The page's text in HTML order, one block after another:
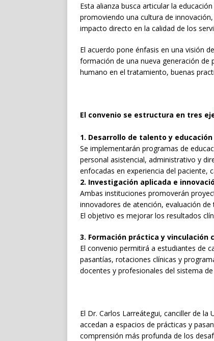
Esta alianza busca articular la
promoviendo una cultura de
impacto directo en la calidad de los
El acuerdo pone énfasis en una visión
formación de una nueva generación de
humano en el tratamiento, buenas
El convenio se estructura en tres
1. Desarrollo de talento y educación
Se implementarán programas de
personal asistencial, administrativo y
enfocadas en experiencia del paciente,
2. Investigación aplicada e
Ambas instituciones promoverán
innovadores de atención, evaluación
El objetivo es mejorar los resultados
3. Formación práctica y vinculación
El convenio permitirá a estudiantes de
pasantías, rotaciones clínicas y
docentes y profesionales del sistema de
El Dr. Carlos Larreátegui, canciller de la
accedan a espacios de prácticas y
comprensión más profunda de los